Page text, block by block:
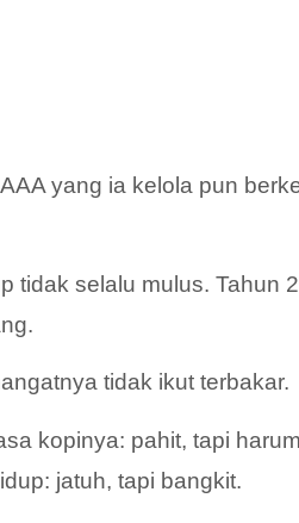
yang ia kelola pun
tidak selalu mulus. Tahun
tidak ikut terbakar.
kopinya: pahit, tapi
jatuh, tapi bangkit.